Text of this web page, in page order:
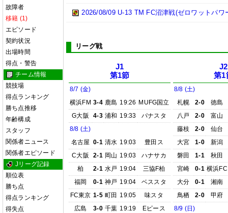
故障者
移籍 (1)
エピソード
契約状況
出場時間
得点・警告
チーム情報
競技場
得点ランキング
勝ち点推移
年齢構成
スタッフ
関係者ニュース
関係者エピソード
Jリーグ記録
順位表
勝ち点
得点ランキング
得失点
2026/08/09 U-13 TM FC沼津戦(ゼロワットパワ
リーグ戦
J1
第1節
8/7 (金)
横浜FM 3-4 鹿島 19:26 MUFG国立
G大阪
4-3 浦和 19:33
パナスタ
8/8 (土)
名古屋 0-1 清水 19:03
豊田ス
C大阪
2-1 岡山 19:03
ハナサカ
柏
2-1 水戸 19:04
三協F柏
福岡
0-1 神戸 19:04
ベススタ
FC東京 1-5 町田 19:05
味スタ
広島
3-0 千葉 19:19
Eピース
J2
第1
8/8 (土)
札幌
2-0
徳島
八戸
2-0
富山
藤枝
2-0
仙台
大宮
1-0
新潟
磐田
1-1
秋田
宮崎
0-1 横浜FC
大分
0-1
湘南
鳥栖
2-0
甲府
8/9 (日)